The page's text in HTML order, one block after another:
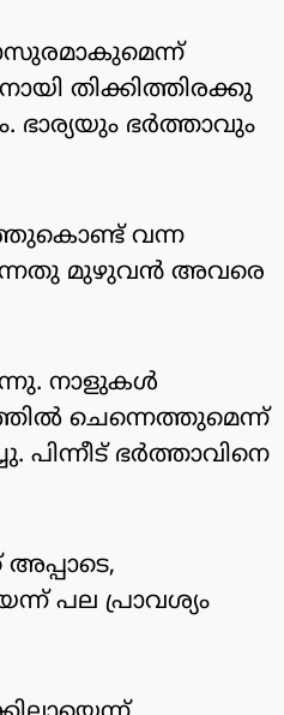
തിക്കിത്തിരക്കു
ഭാര്യയും ഭര്‍ത്താവും
വന്ന
മുഴുവന്‍ അവരെ
നാളുകള്‍
ചെന്നെത്തുമെന്ന്
ഭര്‍ത്താവിനെ
പല പ്രാവശ്യം